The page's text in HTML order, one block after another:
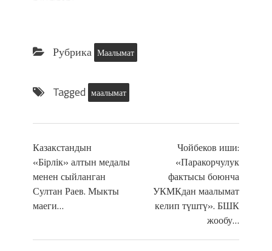
Рубрика Маалымат
Tagged маалымат
Казакстандын
«Бірлік» алтын медалы
менен сыйланган
Султан Раев. Мыкты
маеги…
Чойбеков иши:
«Паракорчулук
фактысы боюнча
УКМКдан маалымат
келип түштү». БШК
жообу…